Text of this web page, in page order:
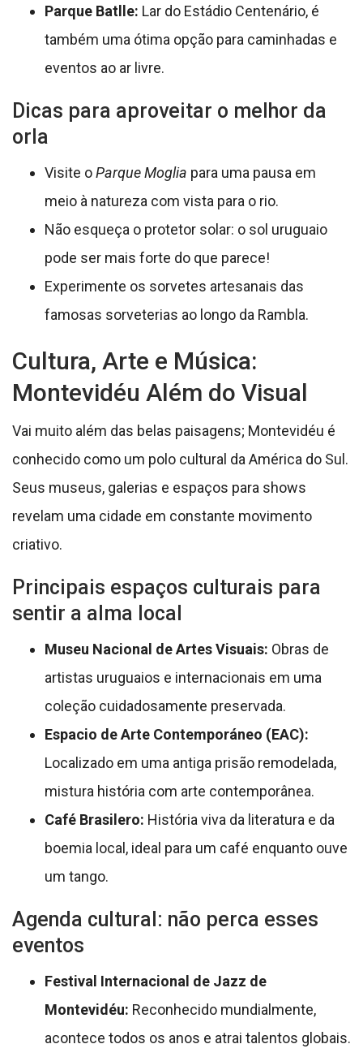
Parque Batlle: Lar do Estádio Centenário, é
também uma ótima opção para caminhadas e
eventos ao ar livre.
Dicas para aproveitar o melhor da
orla
Visite oParque Moglia para uma pausa em
meio à natureza com vista para o rio.
Não esqueça o protetor solar: o sol uruguaio
pode ser mais forte do que parece!
Experimente os sorvetes artesanais das
famosas sorveterias ao longo da Rambla.
Cultura, Arte e Música:
Montevidéu Além do Visual
Vai muito além das belas paisagens; Montevidéu é
conhecido como um polo cultural da América do Sul.
Seus museus, galerias e espaços para shows
revelam uma cidade em constante movimento
criativo.
Principais espaços culturais para
sentir a alma local
Museu Nacional de Artes Visuais: Obras de
artistas uruguaios e internacionais em uma
coleção cuidadosamente preservada.
Espacio de Arte Contemporáneo (EAC):
Localizado em uma antiga prisão remodelada,
mistura história com arte contemporânea.
Café Brasilero: História viva da literatura e da
boemia local, ideal para um café enquanto ouve
um tango.
Agenda cultural: não perca esses
eventos
Festival Internacional de Jazz de
Montevidéu: Reconhecido mundialmente,
acontece todos os anos e atrai talentos globais.